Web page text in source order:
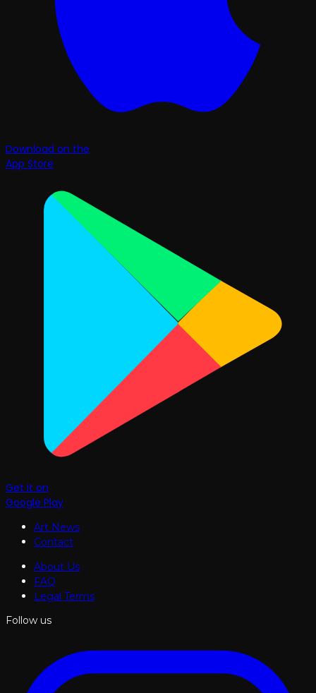
Download on the
App Store
Get it on
Google Play
Art News
Contact
About Us
FAQ
Legal Terms
Follow us